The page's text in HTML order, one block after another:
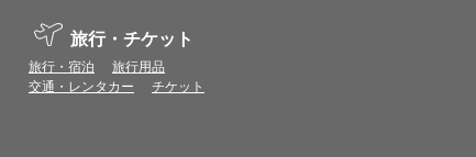
旅行・チケット
旅行・宿泊
旅行用品
交通・レンタカー
チケット